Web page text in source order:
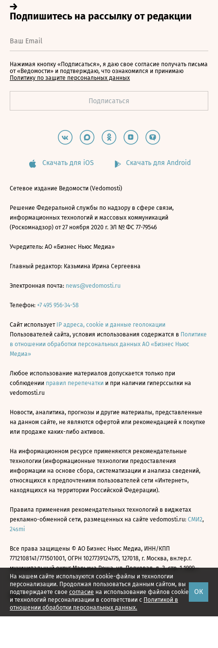
На нашем сайте используются cookie-файлы и технологии
персонализации. Продолжая пользоваться данным сайтом, вы
подтверждаете свое согласие на использование файлов cookie
и технологий персонализации в соответствии с Политикой в
отношении обработки персональных данных.
ОК
Нажимая кнопку «Подписаться», я даю свое согласие получать письма
от «Ведомости» и подтверждаю, что ознакомился и принимаю
Политику по защите персональных данных
Скачать для iOS Скачать для Android
Сетевое издание Ведомости (Vedomosti)
Решение Федеральной службы по надзору в сфере связи,
информационных технологий и массовых коммуникаций
(Роскомнадзор) от 27 ноября 2020 г. ЭЛ № ФС 77-79546
Учредитель: АО «Бизнес Ньюс Медиа»
Главный редактор: Казьмина Ирина Сергеевна
Электронная почта: news@vedomosti.ru
Телефон: +7 495 956-34-58
Сайт использует IP адреса, cookie и данные геолокации
Пользователей сайта, условия использования содержатся в Политике
в отношении обработки персональных данных АО «Бизнес Ньюс
Медиа»
Любое использование материалов допускается только при
соблюдении правил перепечатки и при наличии гиперссылки на
vedomosti.ru
Новости, аналитика, прогнозы и другие материалы, представленные
на данном сайте, не являются офертой или рекомендацией к покупке
или продаже каких-либо активов.
На информационном ресурсе применяются рекомендательные
технологии (информационные технологии предоставления
информации на основе сбора, систематизации и анализа сведений,
относящихся к предпочтениям пользователей сети «Интернет»,
находящихся на территории Российской Федерации).
Правила применения рекомендательных технологий в виджетах
рекламно-обменной сети, размещенных на сайте vedomosti.ru: СМИ2,
24smi
Все права защищены © АО Бизнес Ньюс Медиа, ИНН/КПП
7712108141/771501001, ОГРН 1027739124775, 127018, г. Москва, вн.тер.г.
муниципальный округ Марьина Роща, ул. Полковая, д. 3, стр. 1 1999—
2026